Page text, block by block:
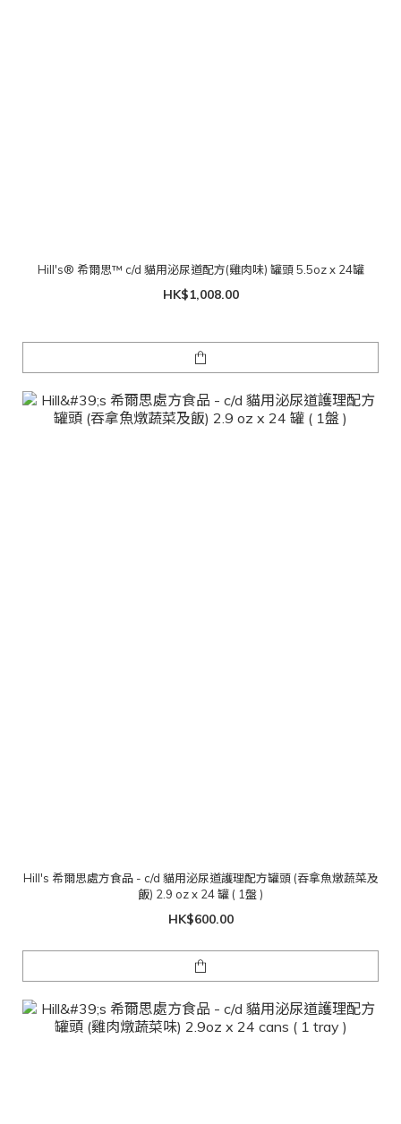
Hill's® 希爾思™ c/d 貓用泌尿道配方(雞肉味) 罐頭 5.5oz x 24罐
HK$1,008.00
Hill's 希爾思處方食品 - c/d 貓用泌尿道護理配方罐頭 (吞拿魚燉蔬菜及
飯) 2.9 oz x 24 罐 ( 1盤 )
HK$600.00